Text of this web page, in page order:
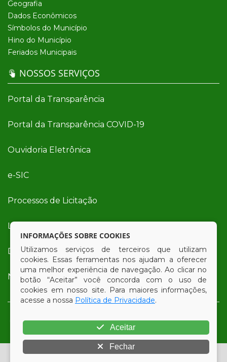
Geografia
Dados Econômicos
Símbolos do Município
Hino do Município
Feriados Municipais
NOSSOS SERVIÇOS
Portal da Transparência
Portal da Transparência COVID-19
Ouvidoria Eletrônica
e-SIC
Processos de Licitação
Licitações em Andamento
Diário Oficial
Nota Fiscal Eletrônica (NFe)
© Copyright 2026 Prefeitura Municipal de Vertente do
INFORMAÇÕES SOBRE COOKIES
Utilizamos serviços de terceiros que utilizam
cookies. Essas ferramentas nos ajudam a oferecer
uma melhor experiência de navegação. Ao clicar no
botão “Aceitar” você concorda com o uso de
cookies em nosso site. Para maiores informações,
acesse a nossa Política de Privacidade.
Aceitar
Fechar